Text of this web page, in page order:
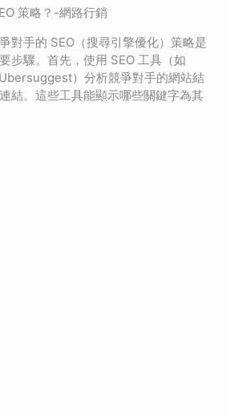
策略？-網路行銷
對手的 SEO（搜尋引擎優化）策略是
步驟。首先，使用 SEO 工具（如
）分析競爭對手的網站結
結。這些工具能顯示哪些關鍵字為其